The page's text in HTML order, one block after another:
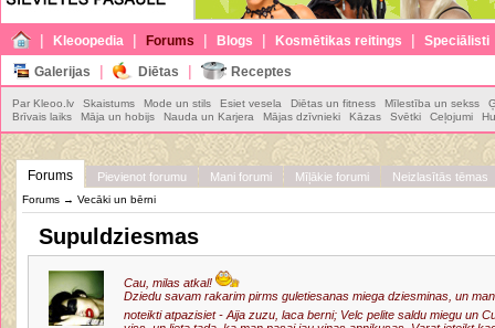
| Kleoopedia | Forums | Blogs | Kosmētikas reitings | Speciālisti
Galerijas | Diētas | Receptes
Par Kleoo.lv Skaistums Mode un stils Esiet vesela Diētas un fitness Mīlestība un sekss
Brīvais laiks
Māja un hobijs Nauda un Karjera Mājas dzīvnieki Kāzas Svētki Ceļojumi
Forums Pievienot forumu Mani forumi Mīļākie forumi Neizlasītās tēmas
Forums → Vecāki un bērni
Supuldziesmas
Cau, milas atkal!
Dziedu savam rakarim pirms guletiesanas miega dziesminas, un
noteikti atpazisiet - Aija zuzu, laca berni; Velc pelite saldu miegu un